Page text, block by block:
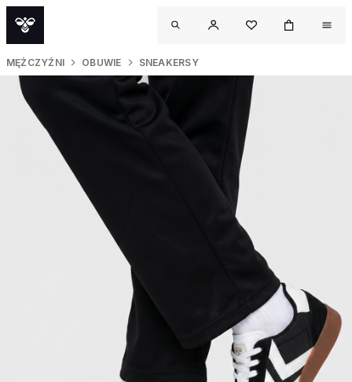
MĘŻCZYŹNI OBUWIE SNEAKERSY